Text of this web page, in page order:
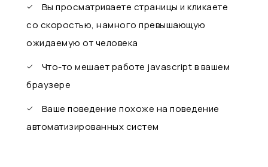
Вы просматриваете страницы и кликаете
со скоростью, намного превышающую
ожидаемую от человека
Что-то мешает работе javascript в вашем
браузере
Ваше поведение похоже на поведение
автоматизированных систем